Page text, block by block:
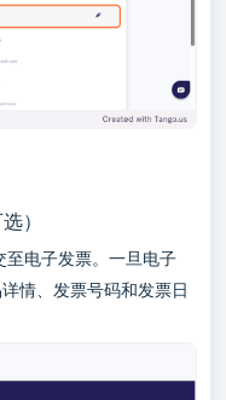
）
至电子发票。一旦电子
情、发票号码和发票日